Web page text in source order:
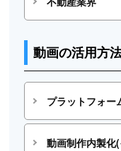
動画の活用方
プラットフォー
動画制作内製化